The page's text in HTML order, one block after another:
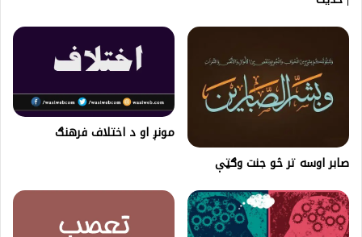
صابر اوسه تر څو جنت وګټې
مونږ او د اختلاف فرهنګ